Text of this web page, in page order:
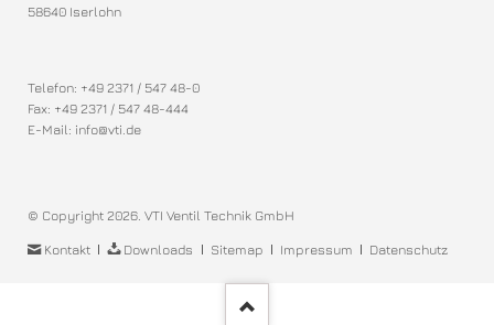
58640 Iserlohn
Telefon: +49 2371 / 547 48-0
Fax: +49 2371 / 547 48-444
E-Mail: info@vti.de
© Copyright 2026. VTI Ventil Technik GmbH
Navigation
Kontakt Downloads Sitemap Impressum Datenschutz